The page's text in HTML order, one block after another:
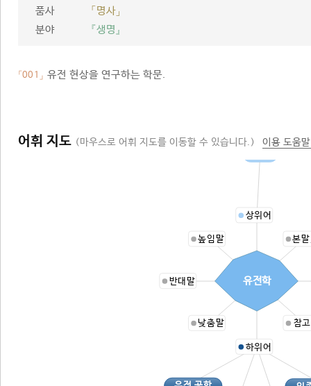
품사
「명사」
분야
『생명』
「001」 유전 현상을 연구하는 학문.
어휘 지도 (마우스로 어휘 지도를 이동할 수 있습니다.) 이용 도움
상위어
본
참
하위어
낮춤말
반대말
높임말
유전학